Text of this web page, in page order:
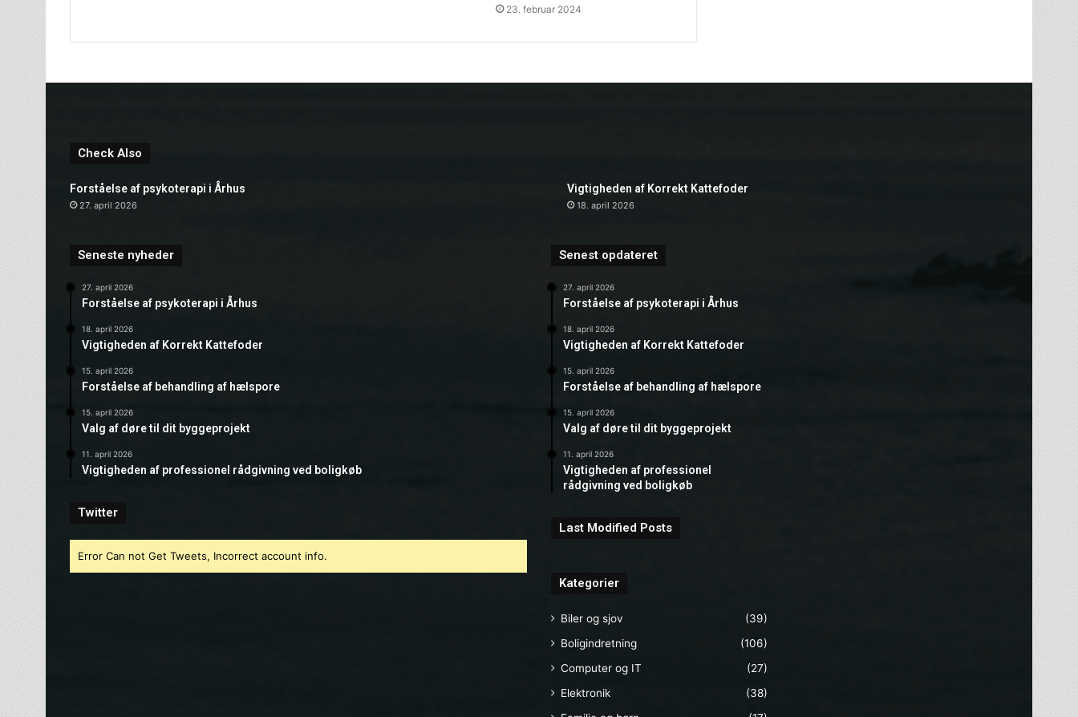
23. februar 2024
Check Also
Forståelse af psykoterapi i Århus
27. april 2026
Vigtigheden af Korrekt Kattefoder
18. april 2026
Seneste nyheder
27. april 2026
Forståelse af psykoterapi i Århus
18. april 2026
Vigtigheden af Korrekt Kattefoder
15. april 2026
Forståelse af behandling af hælspore
15. april 2026
Valg af døre til dit byggeprojekt
11. april 2026
Vigtigheden af professionel rådgivning ved boligkøb
Twitter
Error Can not Get Tweets, Incorrect account info.
Senest opdateret
27. april 2026
Forståelse af psykoterapi i Århus
18. april 2026
Vigtigheden af Korrekt Kattefoder
15. april 2026
Forståelse af behandling af hælspore
15. april 2026
Valg af døre til dit byggeprojekt
11. april 2026
Vigtigheden af professionel
rådgivning ved boligkøb
Last Modified Posts
Kategorier
Biler og sjov
(39)
Boligindretning
(106)
Computer og IT
(27)
Elektronik
(38)